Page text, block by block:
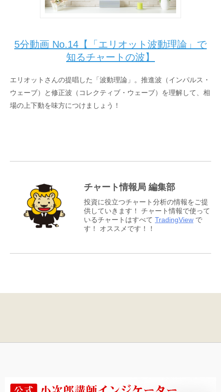
5分動画 No.14【「エリオット波動理論」で
知るチャートの波】
エリオットさんの提唱した「波動理論」。推進波（インパルス・
ウェーブ）と修正波（コレクティブ・ウェーブ）を理解して、相
場の上下動を味方につけましょう！
チャート情報局 編集部
投資に役立つチャート分析の情報をご提
供していきます！ チャート情報で使って
いるチャートはすべて TradingView で
す！ オススメです！！